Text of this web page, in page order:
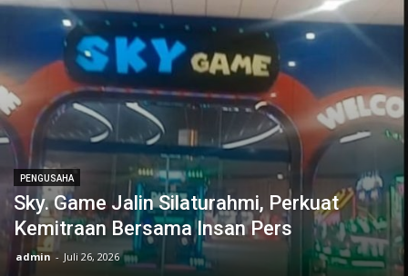
PENGUSAHA
Sky. Game Jalin Silaturahmi, Perkuat
Kemitraan Bersama Insan Pers
admin - Juli 26, 2026